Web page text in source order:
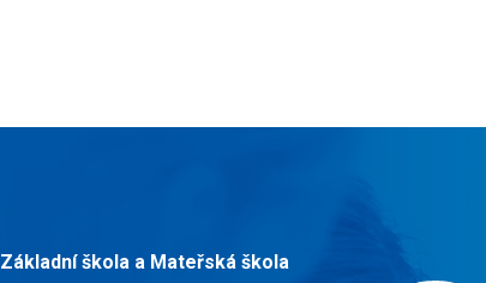
Základní škola a Mateřská škola